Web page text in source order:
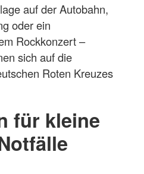
auf der Autobahn,
oder ein
Rockkonzert –
sich auf die
Roten Kreuzes
für kleine